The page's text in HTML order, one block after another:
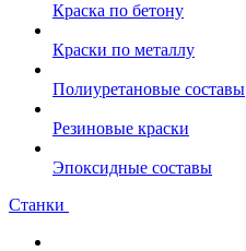
Краска по бетону
Краски по металлу
Полиуретановые составы
Резиновые краски
Эпоксидные составы
Станки